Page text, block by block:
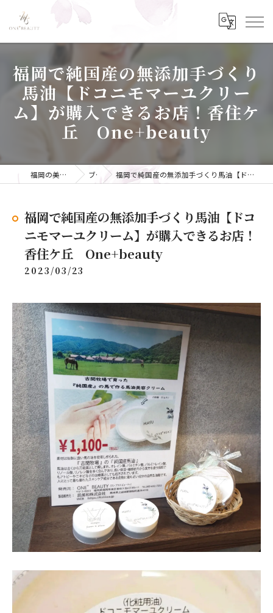
福岡で純国産の無添加手づくり
馬油【ドコニモマーユクリー
ム】が購入できるお店！香住ケ
丘 One+beauty
福岡の美容ならONE+BEAUTY ブログ 福岡で純国産の無添加手づくり馬油【ドコニモマーユクリーム】が購入できるお店！香住ケ丘 One+beauty
福岡で純国産の無添加手づくり馬油【ドコ
ニモマーユクリーム】が購入できるお店！
香住ケ丘 One+beauty
2023/03/23